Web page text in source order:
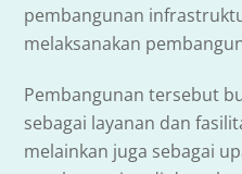
pembangunan
melaksanakan
Pembangunan tersebut
sebagai layanan dan
melainkan juga sebagai